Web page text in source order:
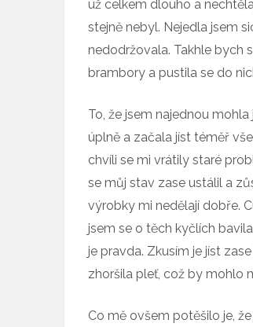
už celkem dlouho a
stejně nebyl. Nejedla jsem
nedodržovala. Takhle bych
brambory a pustila se do
To, že jsem najednou
úplně a začala jíst téměř
chvíli se mi vrátily staré
se můj stav zase ustálil a
výrobky mi nedělají dobře.
jsem se o těch kyčlích
je pravda. Zkusím je jíst
zhoršila pleť, což by mohlo
Co mě ovšem potěšilo je,